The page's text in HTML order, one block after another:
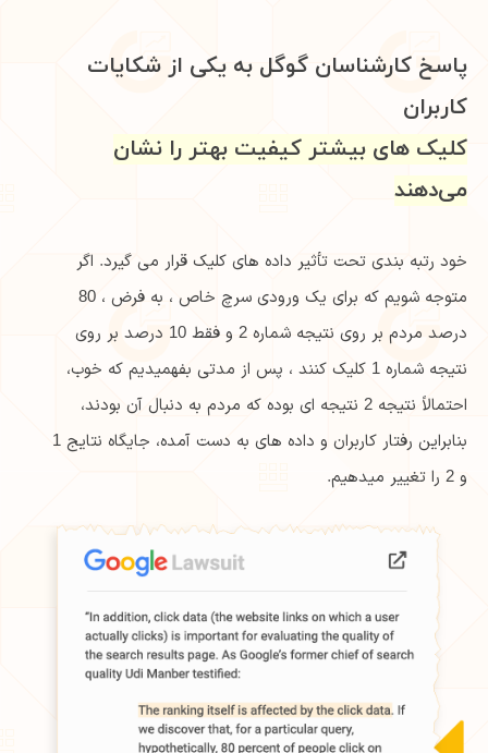
پاسخ کارشناسان گوگل به یکی از شکایات
کاربران
کلیک های بیشتر کیفیت بهتر را نشان
می‌دهند
خود رتبه بندی تحت تأثیر داده های کلیک قرار می گیرد. اگر
متوجه شویم که برای یک ورودی سرچ خاص ، به فرض ، 80
درصد مردم بر روی نتیجه شماره 2 و فقط 10 درصد بر روی
نتیجه شماره 1 کلیک کنند ، پس از مدتی بفهمیدیم که خوب،
احتمالاً نتیجه 2 نتیجه ای بوده که مردم به دنبال آن بودند،
بنابراین رفتار کاربران و داده های به دست آمده، جایگاه نتایج 1
و 2 را تغییر میدهیم.